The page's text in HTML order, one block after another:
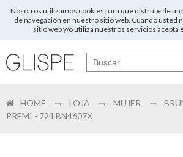
Nosotros utilizamos cookies para que disfrute de
de navegación en nuestro sitio web. Cuando usted
sitio web y/o utiliza nuestros servicios acepta
English
HOME LOJA MUJER
PREMI - 724 BN4607X